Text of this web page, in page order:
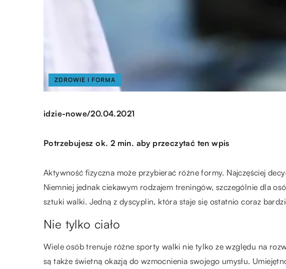
ZDROWIE I FORMA
idzie-nowe/20.04.2021
Potrzebujesz ok. 2 min. aby przeczytać ten wpis
Aktywność fizyczna może przybierać różne formy. Najczęściej
Niemniej jednak ciekawym rodzajem treningów, szczególnie dla
sztuki walki. Jedną z dyscyplin, która staje się ostatnio coraz
Nie tylko ciało
Wiele osób trenuje różne sporty walki nie tylko ze względu na
są także świetną okazją do wzmocnienia swojego umysłu.